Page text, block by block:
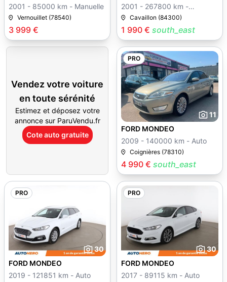
3 999 €
2001 - 85000 km - Manuelle
Vernouillet (78540)
1 990 € south_east
2001 - 267800 km -
Manuelle
Cavaillon (84300)
Vendez votre voiture
en toute sérénité
Estimez et déposez votre
annonce sur ParuVendu.fr
Cote auto gratuite
PRO
11
4 990 € south_east
FORD MONDEO
2009 - 140000 km - Auto
Coignières (78310)
PRO
30
FORD MONDEO
2019 - 121851 km - Auto
PRO
30
FORD MONDEO
2017 - 89115 km - Auto